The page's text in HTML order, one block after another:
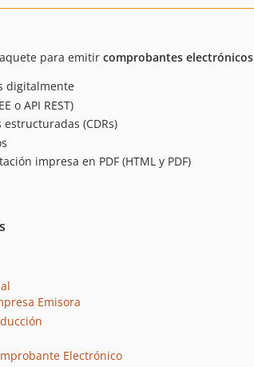
para emitir comprobantes electrónicos
digitalmente
o API REST)
(CDRs)
impresa en PDF (HTML y PDF)
Emisora
Electrónico